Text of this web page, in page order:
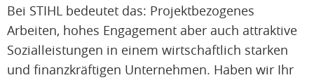
Bei STIHL bedeutet das: Projektbezogenes
Arbeiten, hohes Engagement aber auch attraktive
Sozialleistungen in einem wirtschaftlich starken
und finanzkräftigen Unternehmen. Haben wir Ihr